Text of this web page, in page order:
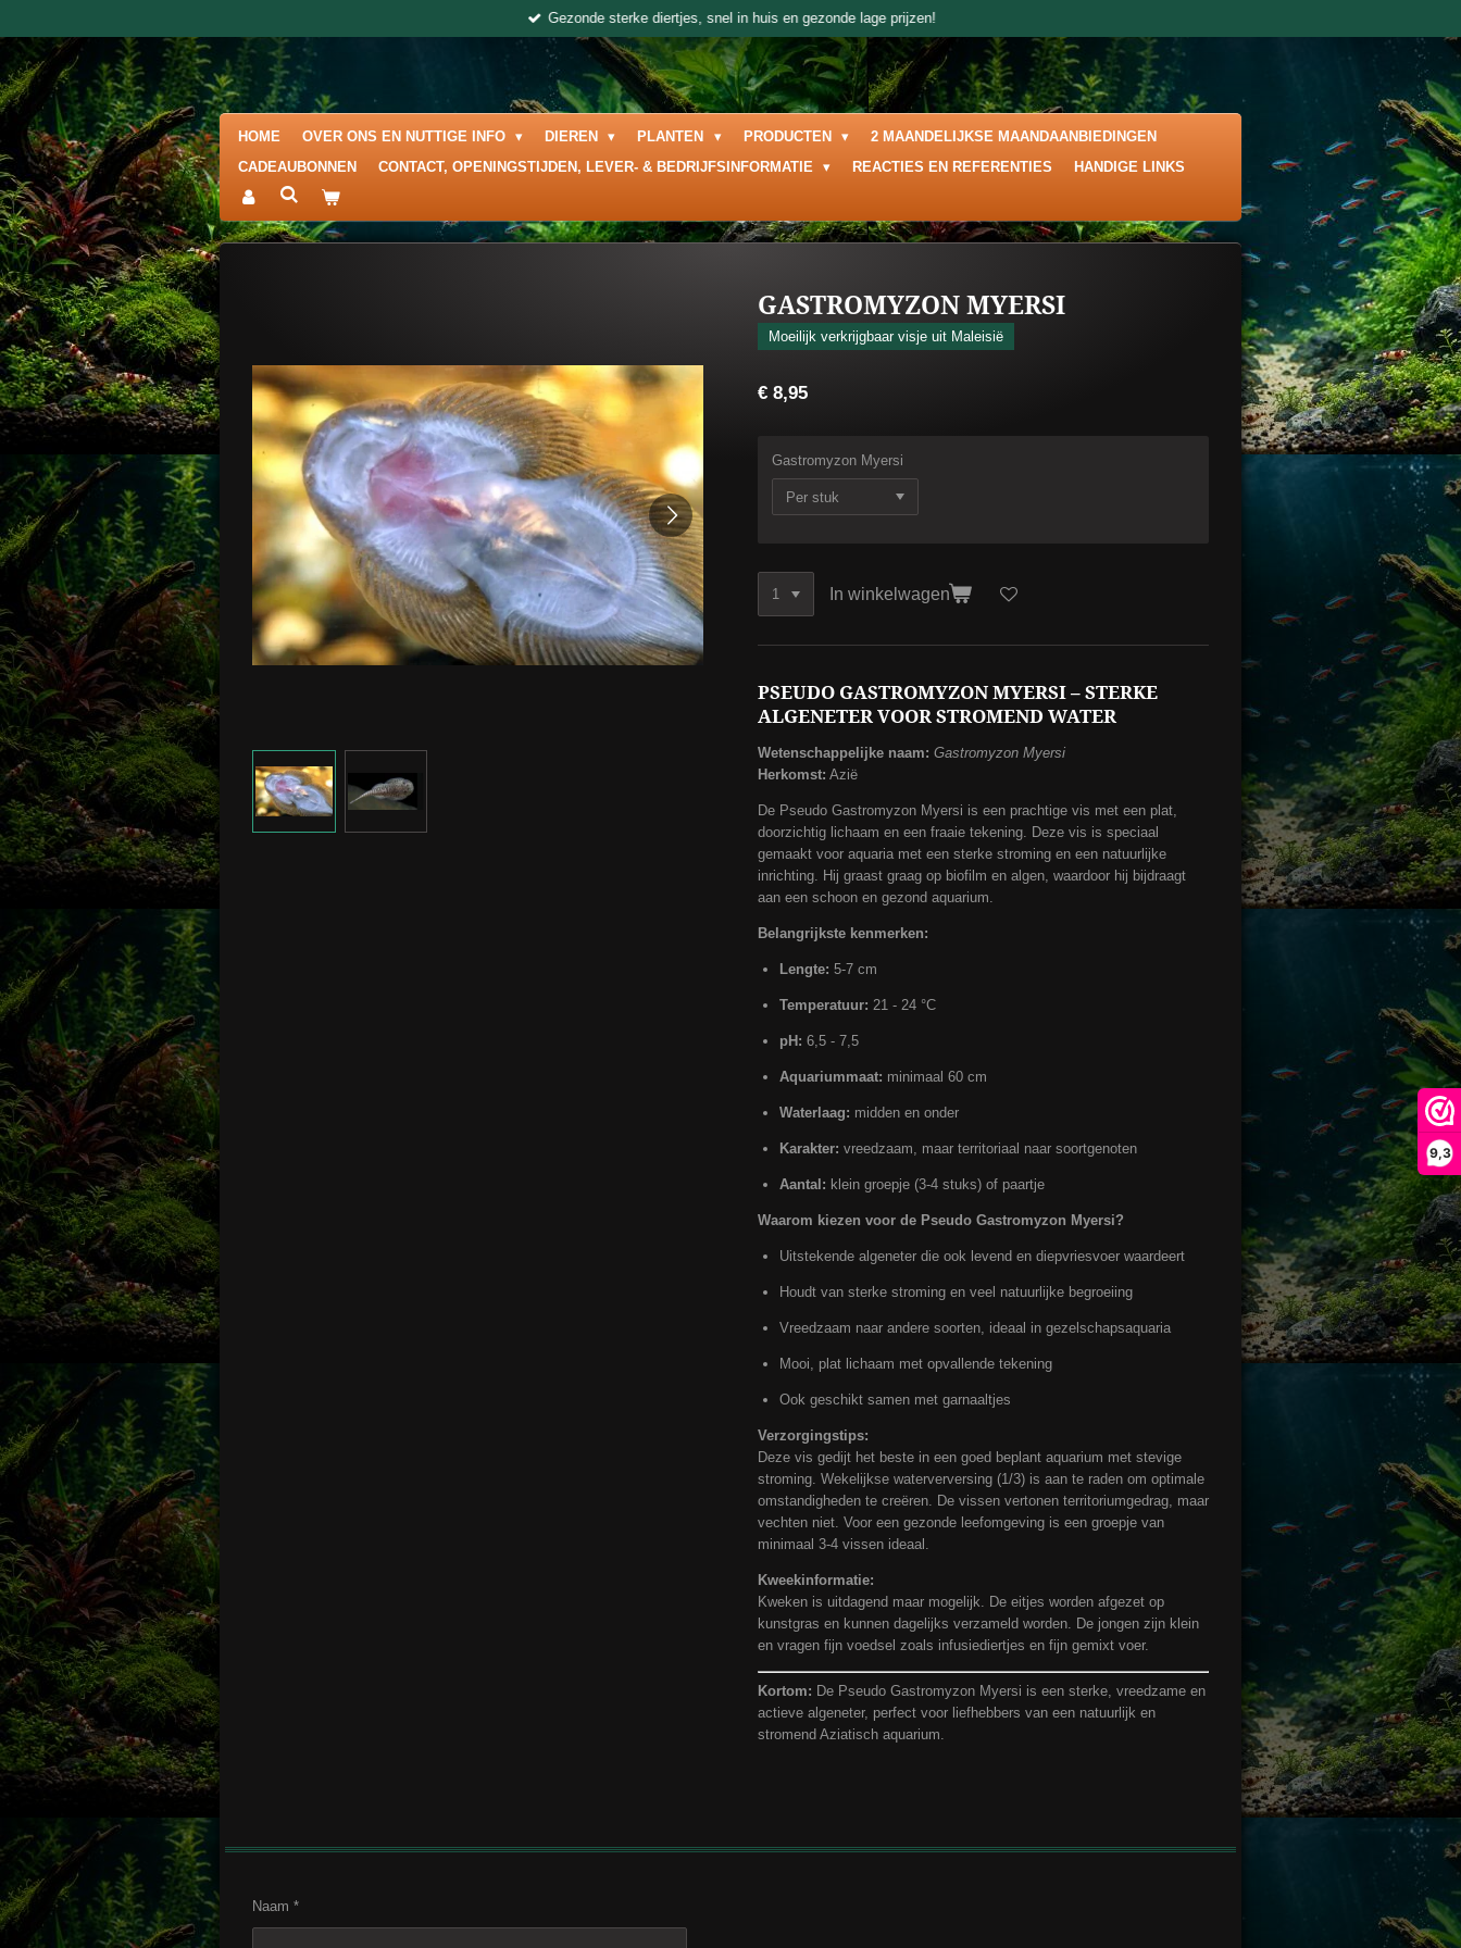
9,3
direct
naar
de
hoofdinhoud
Gezonde sterke diertjes, snel in huis en gezonde lage prijzen!
HOME OVER ONS EN NUTTIGE INFO DIEREN PLANTEN PRODUCTEN
2 MAANDELIJKSE MAANDAANBIEDINGEN
CADEAUBONNEN
CONTACT, OPENINGSTIJDEN, LEVER- & BEDRIJFSINFORMATIE REACTIES EN REFERENTIES HANDIGE LINKS
GASTROMYZON MYERSI
Moeilijk verkrijgbaar visje uit Maleisië
€ 8,95
Gastromyzon Myersi
In winkelwagen
PSEUDO GASTROMYZON MYERSI – STERKE
ALGENETER VOOR STROMEND WATER
Wetenschappelijke naam: Gastromyzon Myersi
Herkomst: Azië
De Pseudo Gastromyzon Myersi is een prachtige vis met een plat,
doorzichtig lichaam en een fraaie tekening. Deze vis is speciaal
gemaakt voor aquaria met een sterke stroming en een natuurlijke
inrichting. Hij graast graag op biofilm en algen, waardoor hij bijdraagt
aan een schoon en gezond aquarium.
Belangrijkste kenmerken:
Lengte: 5-7 cm
Temperatuur: 21 - 24 °C
pH: 6,5 - 7,5
Aquariummaat: minimaal 60 cm
Waterlaag: midden en onder
Karakter: vreedzaam, maar territoriaal naar soortgenoten
Aantal: klein groepje (3-4 stuks) of paartje
Waarom kiezen voor de Pseudo Gastromyzon Myersi?
Uitstekende algeneter die ook levend en diepvriesvoer waardeert
Houdt van sterke stroming en veel natuurlijke begroeiing
Vreedzaam naar andere soorten, ideaal in gezelschapsaquaria
Mooi, plat lichaam met opvallende tekening
Ook geschikt samen met garnaaltjes
Verzorgingstips:
Deze vis gedijt het beste in een goed beplant aquarium met stevige
stroming. Wekelijkse waterverversing (1/3) is aan te raden om optimale
omstandigheden te creëren. De vissen vertonen territoriumgedrag, maar
vechten niet. Voor een gezonde leefomgeving is een groepje van
minimaal 3-4 vissen ideaal.
Kweekinformatie:
Kweken is uitdagend maar mogelijk. De eitjes worden afgezet op
kunstgras en kunnen dagelijks verzameld worden. De jongen zijn klein
en vragen fijn voedsel zoals infusiediertjes en fijn gemixt voer.
Kortom: De Pseudo Gastromyzon Myersi is een sterke, vreedzame en
actieve algeneter, perfect voor liefhebbers van een natuurlijk en
stromend Aziatisch aquarium.
Naam *